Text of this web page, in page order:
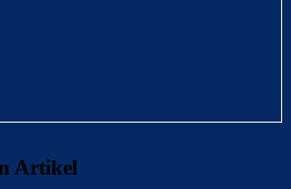
Artikel